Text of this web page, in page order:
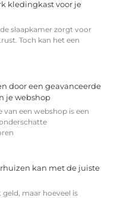
kledingkast voor je
slaapkamer zorgt voor
Toch kan het een
door een geavanceerde
je webshop
van een webshop is een
kan met de juiste
geld, maar hoeveel is